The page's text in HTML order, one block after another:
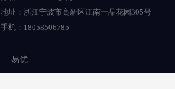
地址：浙江宁波市高新区江南一品花园305号
手机：18058506785
易优